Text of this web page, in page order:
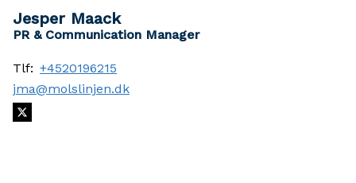
Jesper Maack
PR & Communication Manager
Tlf: +4520196215
jma@molslinjen.dk